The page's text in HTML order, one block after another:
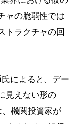
ャの脆弱性では
トラクチャの回
によると、デー
見えない形の
機関投資家が